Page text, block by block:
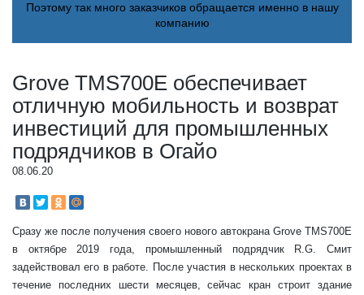
Поэтому так много заказчиков обращается именно в нашу
компанию
Grove TMS700E обеспечивает
отличную мобильность и возврат
инвестиций для промышленных
подрядчиков в Огайо
08.06.20
Сразу же после получения своего нового автокрана Grove TMS700E
в октябре 2019 года, промышленный подрядчик R.G. Смит
задействовал его в работе. После участия в нескольких проектах в
течение последних шести месяцев, сейчас кран строит здание